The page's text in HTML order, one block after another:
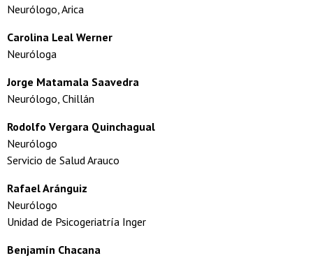
Neurólogo, Arica
Carolina Leal Werner
Neuróloga
Jorge Matamala Saavedra
Neurólogo, Chillán
Rodolfo Vergara Quinchagual
Neurólogo
Servicio de Salud Arauco
RafaelAránguiz
Neurólogo
Unidad de Psicogeriatría Inger
Benjamín Chacana